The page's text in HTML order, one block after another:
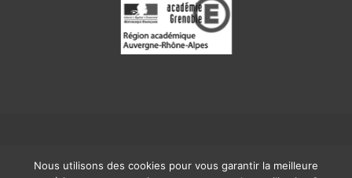
Nous utilisons des cookies pour vous garantir la meilleure